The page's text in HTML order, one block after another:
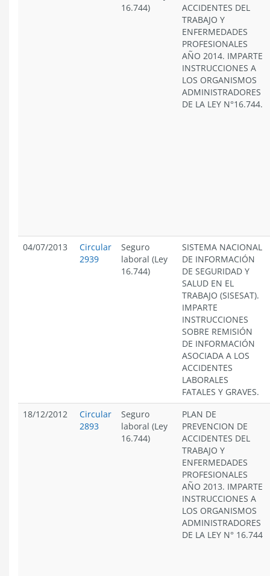
16.744)
ACCIDENTES DEL
TRABAJO Y
ENFERMEDADES
PROFESIONALES
AÑO 2014. IMPARTE
INSTRUCCIONES A
LOS ORGANISMOS
ADMINISTRADORES
DE LA LEY N°16.744.
04/07/2013
Circular
2939
Seguro
laboral (Ley
16.744)
SISTEMA NACIONAL
DE INFORMACIÓN
DE SEGURIDAD Y
SALUD EN EL
TRABAJO (SISESAT).
IMPARTE
INSTRUCCIONES
SOBRE REMISIÓN
DE INFORMACIÓN
ASOCIADA A LOS
ACCIDENTES
LABORALES
FATALES Y GRAVES.
18/12/2012
Circular
2893
Seguro
laboral (Ley
16.744)
PLAN DE
PREVENCION DE
ACCIDENTES DEL
TRABAJO Y
ENFERMEDADES
PROFESIONALES
AÑO 2013. IMPARTE
INSTRUCCIONES A
LOS ORGANISMOS
ADMINISTRADORES
DE LA LEY N° 16.744